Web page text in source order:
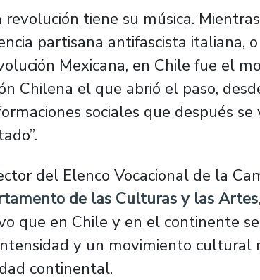
revolución tiene su música.
partisana antifascista italiana,
Mexicana, en Chile fue el
Chilena el que abrió el paso,
sociales que después
del Elenco Vocacional de la
de las Culturas y las Artes
que en Chile y en el continente
y un movimiento cultural
continental.